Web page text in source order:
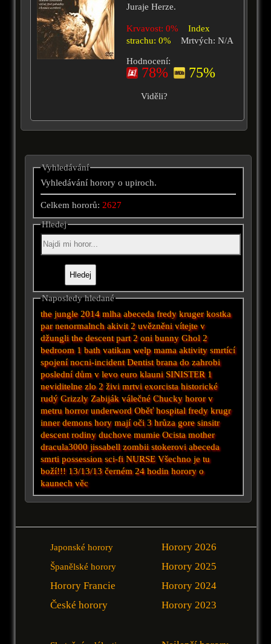
Juraje Herze.
Krvavost: 0%
Index
strachu: 0%
Mrtvých: N/A
Hodnocení:
78% 75%
Viděli?
Vyhledávání
Vyhledávání horory o upiroch.
Celkem hororů:2627
Hledej
Naposledy hledané
the jungle 2014 mlha abeceda fredy kruger kostka
par nenormalnch akivit 2uvězněni vítejte v
džungli the descent part 2 oni bunny Ghol 2
bedroom 1 bath vatikan welp mama aktivity smrtící
spojení nocni-incident Dentist brana do zahrobi
poslední dům v levo euro klauni SINISTER 1
neviditelne zlo 2 živi mrtvi exorcista historické
rudý Grizzly Zabiják válečné Chucky horor v
metru horror underword Oběť hospital fredy krugr
inner demons hory mají oči 3 hrůza gore sinsitr
descent rodiny duchovemumie Ocista mother
dracula3000 jissabell zombii stokerovi abeceda
smrti possession sci-fi NURSE Všechno je tu
boží!!!13/13/13 černém 24 hodin horory o
kaunech věc
Japonské horory
Španělské horory
Horory Francie
České horory
Horory 2026
Horory 2025
Horory 2024
Horory 2023